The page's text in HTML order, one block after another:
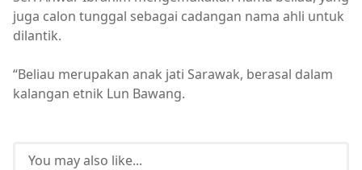
juga calon tunggal sebagai cadangan nama ahli untuk
dilantik.
“Beliau merupakan anak jati Sarawak, berasal dalam
kalangan etnik Lun Bawang.
You may also like...